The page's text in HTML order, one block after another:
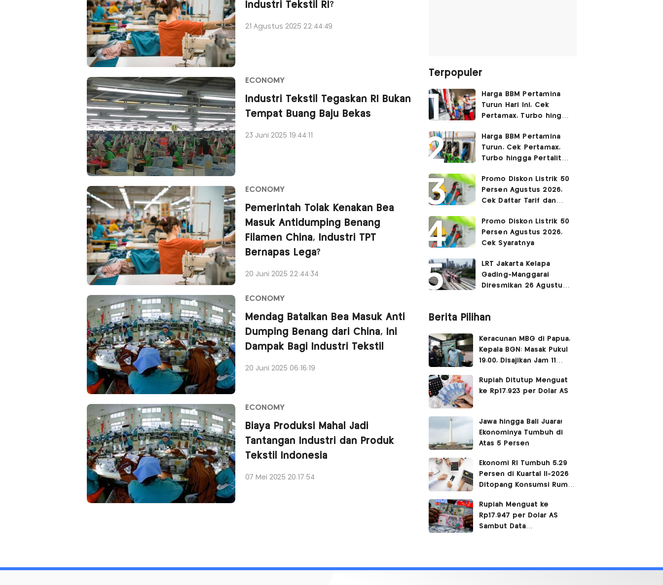
Industri Tekstil RI?
21 Agustus 2025 22:44:49
ECONOMY
Industri Tekstil Tegaskan RI Bukan
Tempat Buang Baju Bekas
23 Juni 2025 19:44:11
ECONOMY
Pemerintah Tolak Kenakan Bea
Masuk Antidumping Benang
Filamen China, Industri TPT
Bernapas Lega?
20 Juni 2025 22:44:34
ECONOMY
Mendag Batalkan Bea Masuk Anti
Dumping Benang dari China, Ini
Dampak Bagi Industri Tekstil
20 Juni 2025 06:16:19
ECONOMY
Biaya Produksi Mahal Jadi
Tantangan Industri dan Produk
Tekstil Indonesia
07 Mei 2025 20:17:54
Terpopuler
Harga BBM Pertamina
Turun Hari Ini, Cek
Pertamax, Turbo hingga
2026
Harga BBM Pertamina
Turun, Cek Pertamax,
Turbo hingga Pertalite
Promo Diskon Listrik 50
Persen Agustus 2026,
Cek Daftar Tarif dan
Promo Diskon Listrik 50
Persen Agustus 2026,
Cek Syaratnya
LRT Jakarta Kelapa
Gading-Manggarai
Diresmikan 26 Agustus
Berita Pilihan
Keracunan MBG di Papua,
Kepala BGN: Masak Pukul
19.00, Disajikan Jam 11
Rupiah Ditutup Menguat
ke Rp17.923 per Dolar AS
Jawa hingga Bali Juara!
Ekonominya Tumbuh di
Atas 5 Persen
Ekonomi RI Tumbuh 5,29
Persen di Kuartal II-2026
Ditopang Konsumsi Rumah
Rupiah Menguat ke
Rp17.947 per Dolar AS
Sambut Data